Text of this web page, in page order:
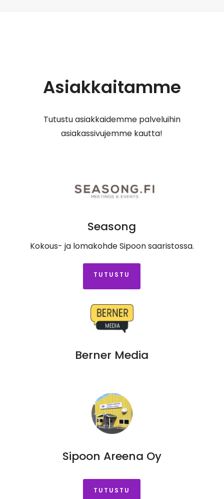
Asiakkaitamme
Tutustu asiakkaidemme palveluihin
asiakassivujemme kautta!
Seasong
Kokous- ja lomakohde Sipoon saaristossa.
TUTUSTU
Berner Media
Sipoon Areena Oy
TUTUSTU